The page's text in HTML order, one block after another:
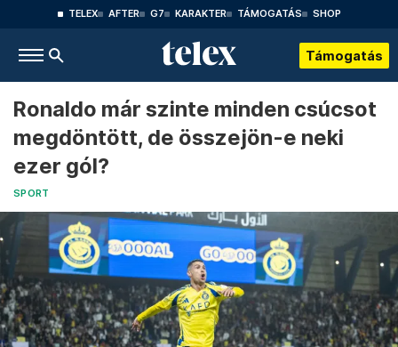
TELEX AFTER G7 KARAKTER TÁMOGATÁS SHOP
Támogatás
Ronaldo már szinte minden csúcsot
megdöntött, de összejön-e neki
ezer gól?
SPORT